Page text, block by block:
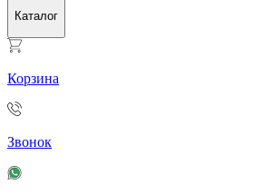
Каталог
Корзина
Звонок